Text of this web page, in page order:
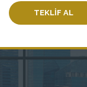
TEKLİF AL